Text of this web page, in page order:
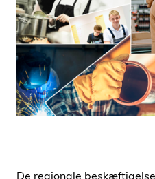
i
d
e
n
De regionale